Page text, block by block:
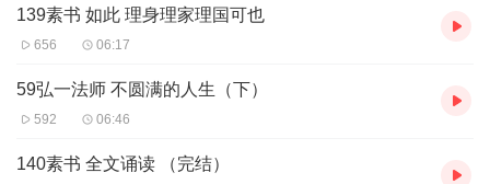
139素书 如此 理身理家理国可也
656 06:17
59弘一法师 不圆满的人生（下）
592 06:46
140素书 全文诵读 （完结）